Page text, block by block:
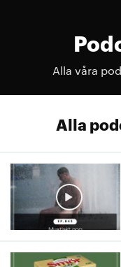
Alla våra
Alla